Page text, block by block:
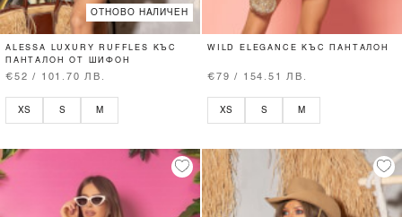
ОТНОВО НАЛИЧЕН
ALESSA LUXURY RUFFLES КЪС
ПАНТАЛОН ОТ ШИФОН
€52 / 101.70 ЛВ.
XS S M
WILD ELEGANCE КЪС ПАНТАЛОН
€79 / 154.51 ЛВ.
XS S M